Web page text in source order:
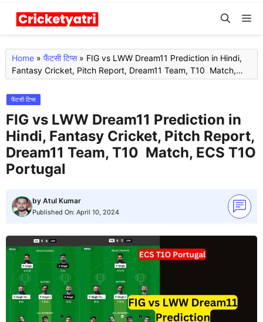
Skip
content
Home » फैंटसी टिप्स» FIG vs LWW Dream11 Prediction in Hindi,
Fantasy Cricket, Pitch Report, Dream11 Team, T10 Match,
ECS T1O Portugal
फैंटसी टिप्स
FIG vs LWW Dream11 Prediction in
Hindi, Fantasy Cricket, Pitch Report,
Dream11 Team, T10 Match, ECS T1O
Portugal
by Atul Kumar
Published On: April 10, 2024